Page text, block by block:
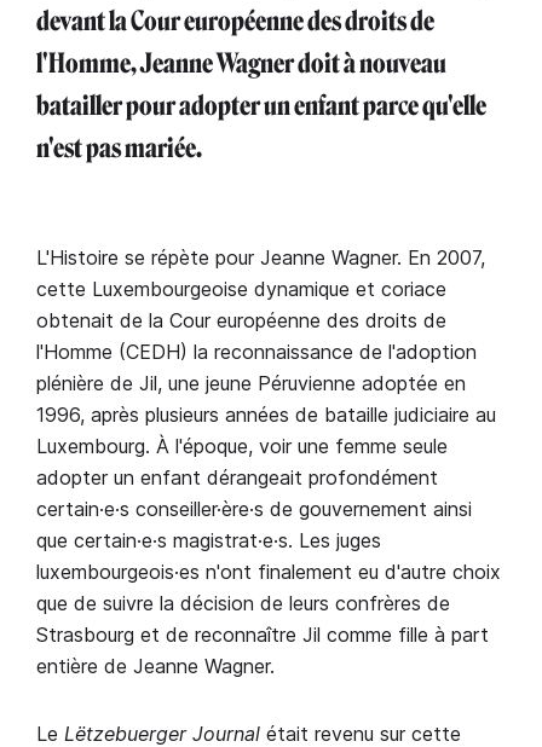
devant la Cour européenne des droits de
l'Homme, Jeanne Wagner doit à nouveau
batailler pour adopter un enfant parce qu'elle
n'est pas mariée.
L'Histoire se répète pour Jeanne Wagner. En 2007,
cette Luxembourgeoise dynamique et coriace
obtenait de la Cour européenne des droits de
l'Homme (CEDH) la reconnaissance de l'adoption
plénière de Jil, une jeune Péruvienne adoptée en
1996, après plusieurs années de bataille judiciaire au
Luxembourg. À l'époque, voir une femme seule
adopter un enfant dérangeait profondément
certain·e·s conseiller·ère·s de gouvernement ainsi
que certain·e·s magistrat·e·s. Les juges
luxembourgeois·es n'ont finalement eu d'autre choix
que de suivre la décision de leurs confrères de
Strasbourg et de reconnaître Jil comme fille à part
entière de Jeanne Wagner.
Le Lëtzebuerger Journal était revenu sur cette